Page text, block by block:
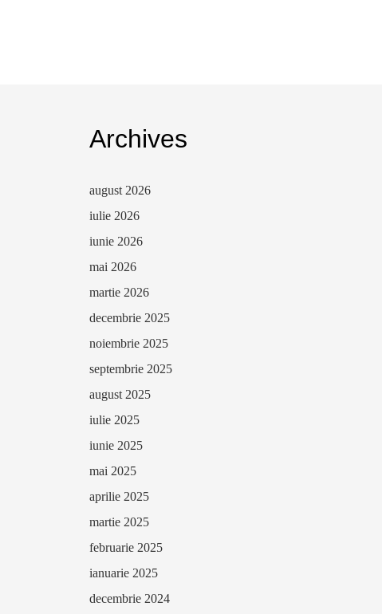
Archives
august 2026
iulie 2026
iunie 2026
mai 2026
martie 2026
decembrie 2025
noiembrie 2025
septembrie 2025
august 2025
iulie 2025
iunie 2025
mai 2025
aprilie 2025
martie 2025
februarie 2025
ianuarie 2025
decembrie 2024